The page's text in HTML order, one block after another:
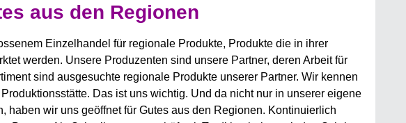
aus den Regionen
Einzelhandel für regionale Produkte, Produkte die in ihrer
werden. Unsere Produzenten sind unsere Partner, deren Arbeit für
sind ausgesuchte regionale Produkte unserer Partner. Wir kennen
Das ist uns wichtig. Und da nicht nur in unserer eigene
haben wir uns geöffnet für Gutes aus den Regionen. Kontinuierlich